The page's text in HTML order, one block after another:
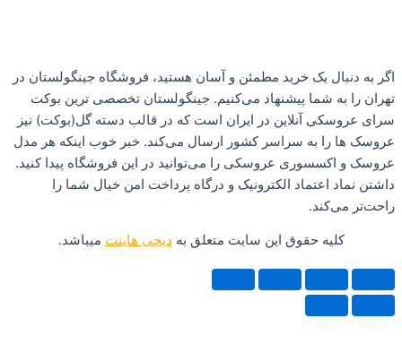
یک خرید مطمئن و آسان هستید، فروشگاه جینگولستان در
شما پیشنهاد می‌کنیم. جینگولستان تخصصی ترین بوکت
آنلاین در ایران است که در قالب دسته گل(بوکت) نیز
به سراسر کشور ارسال می‌کند. خبر خوب اینکه هر مدل
عروسکی را می‌توانید در این فروشگاه پیدا کنید.
اعتماد الکترونیک و درگاه پرداخت امن خیال شما را
حقوق این سایت متعلق بهدیجی هاینتمیباشد.